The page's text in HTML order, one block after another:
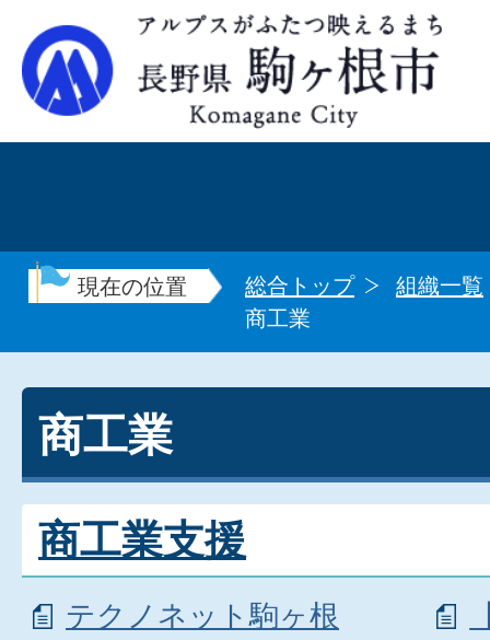
現在の位置 総合トップ
組織一覧
商工業
商工業
商工業支援
テクノネット駒ヶ根